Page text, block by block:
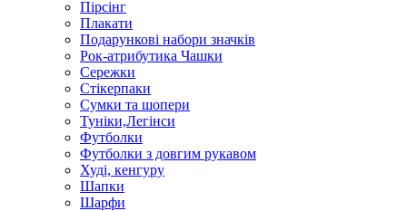
Пірсінг
Плакати
Подарункові набори значків
Рок-атрибутика Чашки
Сережки
Стікерпаки
Сумки та шопери
Туніки,Легінси
Футболки
Футболки з довгим рукавом
Худі, кенгуру
Шапки
Шарфи